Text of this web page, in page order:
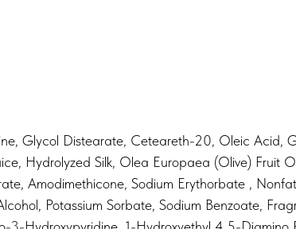
Glycol Distearate, Ceteareth-20, Oleic Acid,
Hydrolyzed Silk, Olea Europaea (Olive) Fruit
Amodimethicone, Sodium Erythorbate ,
Potassium Sorbate, Sodium Benzoate,